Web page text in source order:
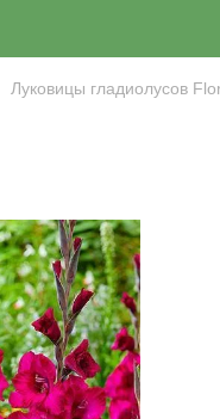
Луковицы гладиолусов